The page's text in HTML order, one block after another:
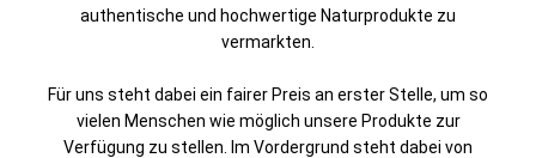
authentische und hochwertige Naturprodukte zu
vermarkten.
Für uns steht dabei ein fairer Preis an erster Stelle, um so
vielen Menschen wie möglich unsere Produkte zur
Verfügung zu stellen. Im Vordergrund steht dabei von